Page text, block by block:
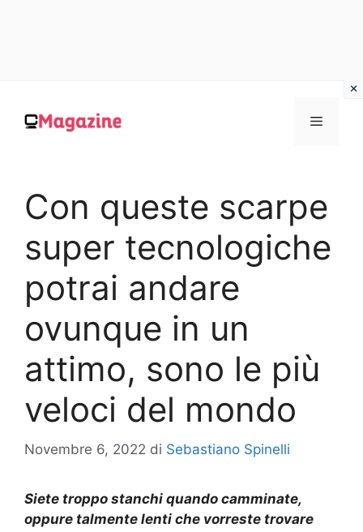
contenuto
MENU
Con queste scarpe
super tecnologiche
potrai andare
ovunque in un
attimo, sono le più
veloci del mondo
Novembre 6, 2022 di Sebastiano Spinelli
Siete troppo stanchi quando camminate,
oppure talmente lenti che vorreste trovare